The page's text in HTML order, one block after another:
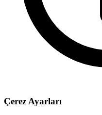
Çerez Ayarları